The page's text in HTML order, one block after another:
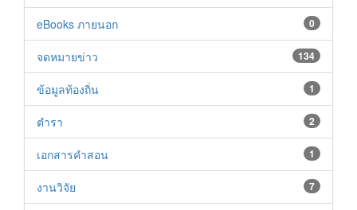
0
eBooks ภายนอก
134
จดหมายข่าว
1
ข้อมูลท้องถิ่น
2
ตำรา
1
เอกสารคำสอน
7
งานวิจัย